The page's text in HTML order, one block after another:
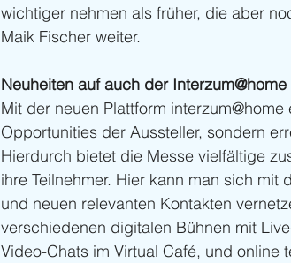
wichtiger nehmen als früher, die aber
Maik Fischer weiter.
Neuheiten auf auch der Interzum@home
Mit der neuen Plattform
Opportunities der Aussteller, sondern
Hierdurch bietet die Messe vielfältige
ihre Teilnehmer. Hier kann man sich
und neuen relevanten Kontakten
verschiedenen digitalen Bühnen mit
Video-Chats im Virtual Café, und online